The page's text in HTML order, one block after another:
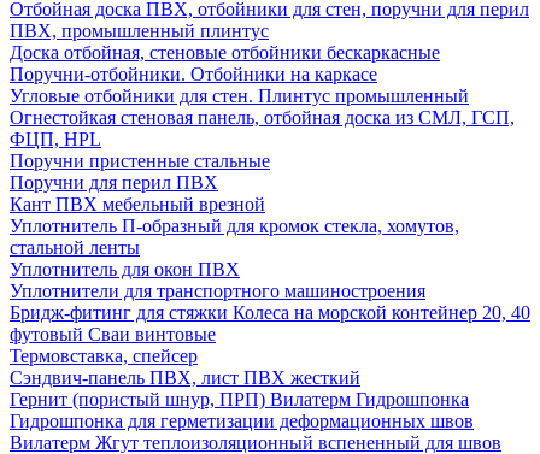
Отбойная доска ПВХ, отбойники для стен, поручни для перил
ПВХ, промышленный плинтус
Доска отбойная, стеновые отбойники бескаркасные
Поручни-отбойники. Отбойники на каркасе
Угловые отбойники для стен. Плинтус промышленный
Огнестойкая стеновая панель, отбойная доска из СМЛ, ГСП,
ФЦП, HPL
Поручни пристенные стальные
Поручни для перил ПВХ
Кант ПВХ мебельный врезной
Уплотнитель П-образный для кромок стекла, хомутов,
стальной ленты
Уплотнитель для окон ПВХ
Уплотнители для транспортного машиностроения
Бридж-фитинг для стяжки Колеса на морской контейнер 20, 40
футовый Сваи винтовые
Термовставка, спейсер
Сэндвич-панель ПВХ, лист ПВХ жесткий
Гернит (пористый шнур, ПРП) Вилатерм Гидрошпонка
Гидрошпонка для герметизации деформационных швов
Вилатерм Жгут теплоизоляционный вспененный для швов